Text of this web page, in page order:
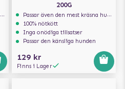
200G
Passar även den mest kräsna hunden
100% nötkött
Inga onödiga tillsatser
Passar den känsliga hunden
129 kr
Finns i Lager